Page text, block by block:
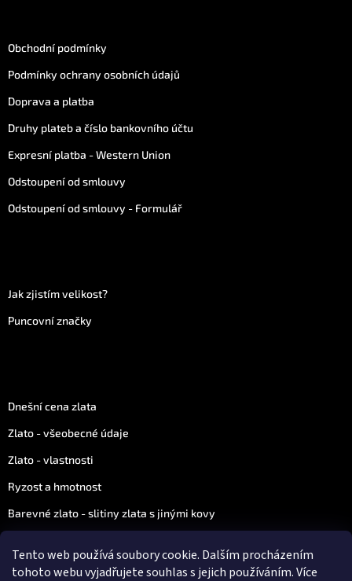
Tento web používá soubory cookie. Dalším procházením
tohoto webu vyjadřujete souhlas s jejich používáním. Více
Obchodní podmínky
Podmínky ochrany osobních údajů
Doprava a platba
Druhy plateb a číslo bankovního účtu
Expresní platba - Western Union
Odstoupení od smlouvy
Odstoupení od smlouvy - Formulář
Jak zjistím velikost?
Puncovní značky
Dnešní cena zlata
Zlato - všeobecné údaje
Zlato - vlastnosti
Ryzost a hmotnost
Barevné zlato - slitiny zlata s jinými kovy
Znamení zvěrokruhu